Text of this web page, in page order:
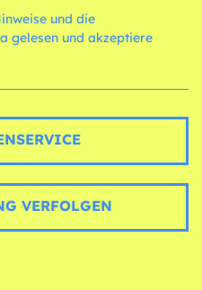
und die
VERFOLGEN